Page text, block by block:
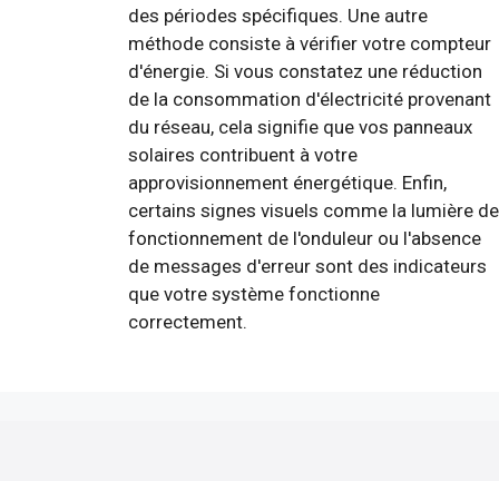
des périodes spécifiques. Une autre
méthode consiste à vérifier votre compteur
d'énergie. Si vous constatez une réduction
de la consommation d'électricité provenant
du réseau, cela signifie que vos panneaux
solaires contribuent à votre
approvisionnement énergétique. Enfin,
certains signes visuels comme la lumière de
fonctionnement de l'onduleur ou l'absence
de messages d'erreur sont des indicateurs
que votre système fonctionne
correctement.